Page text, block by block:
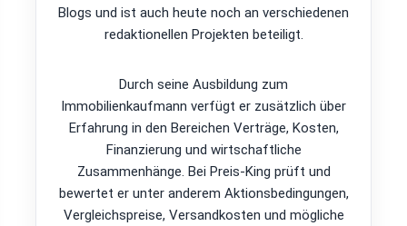
Blogs und ist auch heute noch an verschiedenen
redaktionellen Projekten beteiligt.
Durch seine Ausbildung zum
Immobilienkaufmann verfügt er zusätzlich über
Erfahrung in den Bereichen Verträge, Kosten,
Finanzierung und wirtschaftliche
Zusammenhänge. Bei Preis-King prüft und
bewertet er unter anderem Aktionsbedingungen,
Vergleichspreise, Versandkosten und mögliche